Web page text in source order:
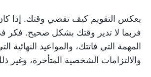
يعكس التقويم كيف تقضي وقتك. إذا
فربما لا تدير وقتك بشكل صحيح. فكر
المهمة التي فاتتك، والمواعيد النهائية
والالتزامات الشخصية المتأخرة، وغير